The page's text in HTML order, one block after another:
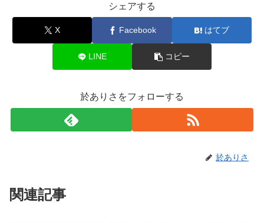
シェアする
X Facebook はてブ
LINE コピー
於ありさをフォローする
於ありさ
関連記事